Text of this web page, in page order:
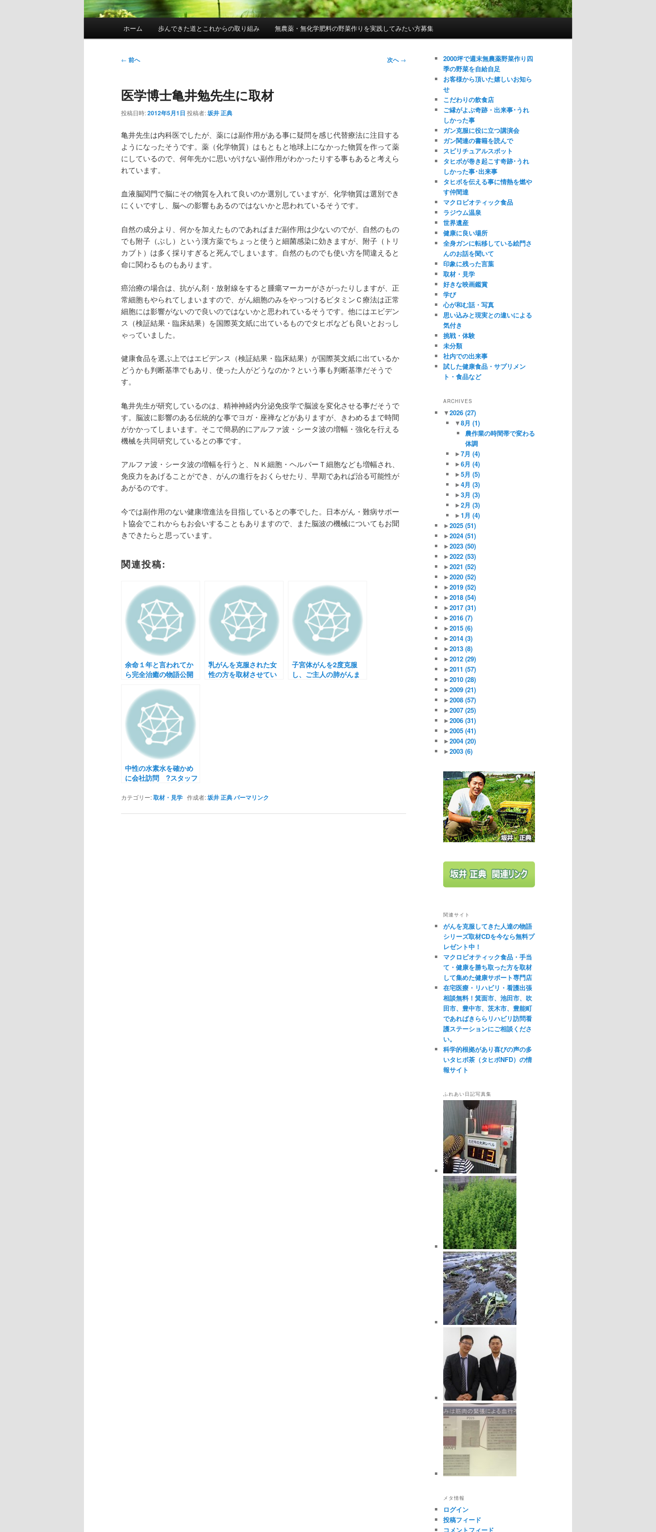
ホーム 歩んできた道とこれからの取り組み 無農薬・無化学肥料の野菜作りを実践してみたい方募集
投
ビ
ー
シ
ョ
ン
← 前へ 次へ→
医学博士亀井勉先生に取材
投稿日時:2012年5月1日 投稿者:坂井 正典
亀井先生は内科医でしたが、薬には副作用がある事に疑問を感じ代替療法に注目する
ようになったそうです。薬（化学物質）はもともと地球上になかった物質を作って薬
にしているので、何年先かに思いがけない副作用がわかったりする事もあると考えら
れています。
血液脳関門で脳にその物質を入れて良いのか選別していますが、化学物質は選別でき
にくいですし、脳への影響もあるのではないかと思われているそうです。
自然の成分より、何かを加えたものであればまだ副作用は少ないのでが、自然のもの
でも附子（ぶし）という漢方薬でちょっと使うと細菌感染に効きますが、附子（トリ
カブト）は多く採りすぎると死んでしまいます。自然のものでも使い方を間違えると
命に関わるものもあります。
癌治療の場合は、抗がん剤・放射線をすると腫瘍マーカーがさがったりしますが、正
常細胞もやられてしまいますので、がん細胞のみをやっつけるビタミンＣ療法は正常
細胞には影響がないので良いのではないかと思われているそうです。他にはエビデン
ス（検証結果・臨床結果）を国際英文紙に出ているものでタヒボなども良いとおっし
ゃっていました。
健康食品を選ぶ上ではエビデンス（検証結果・臨床結果）が国際英文紙に出ているか
どうかも判断基準でもあり、使った人がどうなのか？という事も判断基準だそうで
す。
亀井先生が研究しているのは、精神神経内分泌免疫学で脳波を変化させる事だそうで
す。脳波に影響のある伝統的な事でヨガ・座禅などがありますが、きわめるまで時間
がかかってしまいます。そこで簡易的にアルファ波・シータ波の増幅・強化を行える
機械を共同研究しているとの事です。
アルファ波・シータ波の増幅を行うと、ＮＫ細胞・ヘルパーＴ細胞なども増幅され、
免疫力をあげることができ、がんの進行をおくらせたり、早期であれば治る可能性が
あがるのです。
今では副作用のない健康増進法を目指しているとの事でした。日本がん・難病サポー
ト協会でこれからもお会いすることもありますので、また脳波の機械についてもお聞
きできたらと思っています。
関連投稿:
余命１年と言われてか
ら完全治癒の物語公開
乳がんを克服された女
性の方を取材させてい
子宮体がんを2度克服
し、ご主人の肺がんま
中性の水素水を確かめ
に会社訪問 ?スタッフ
カテゴリー:取材・見学 作成者:坂井 正典パーマリンク
2000坪で週末無農薬野菜作り四
季の野菜を自給自足
お客様から頂いた嬉しいお知ら
せ
こだわりの飲食店
ご縁がよぶ奇跡・出来事･うれ
しかった事
ガン克服に役に立つ講演会
ガン関連の書籍を読んで
スピリチュアルスポット
タヒボが巻き起こす奇跡･うれ
しかった事･出来事
タヒボを伝える事に情熱を燃や
す仲間達
マクロビオティック食品
ラジウム温泉
世界遺産
健康に良い場所
全身ガンに転移している絵門さ
んのお話を聞いて
印象に残った言葉
取材・見学
好きな映画鑑賞
学び
心が和む話・写真
思い込みと現実との違いによる
気付き
挑戦・体験
未分類
社内での出来事
試した健康食品・サプリメン
ト・食品など
ARCHIVES
▼2026 (27)
▼8月 (1)
農作業の時間帯で変わる
体調
►7月 (4)
►6月 (4)
►5月 (5)
►4月 (3)
►3月 (3)
►2月 (3)
►1月 (4)
►2025 (51)
►2024 (51)
►2023 (50)
►2022 (53)
►2021 (52)
►2020 (52)
►2019 (52)
►2018 (54)
►2017 (31)
►2016 (7)
►2015 (6)
►2014 (3)
►2013 (8)
►2012 (29)
►2011 (57)
►2010 (28)
►2009 (21)
►2008 (57)
►2007 (25)
►2006 (31)
►2005 (41)
►2004 (20)
►2003 (6)
関連サイト
がんを克服してきた人達の物語
シリーズ取材CDを今なら無料プ
レゼント中！
マクロビオティック食品・手当
て・健康を勝ち取った方を取材
して集めた健康サポート専門店
在宅医療・リハビリ・看護出張
相談無料！箕面市、池田市、吹
田市、豊中市、茨木市、豊能町
であればきららリハビリ訪問看
護ステーションにご相談くださ
い。
科学的根拠があり喜びの声の多
いタヒボ茶（タヒボNFD）の情
報サイト
ふれあい日記写真集
メタ情報
ログイン
投稿フィード
コメントフィード